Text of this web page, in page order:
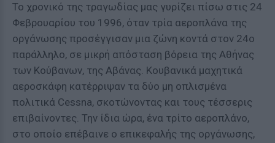
Το χρονικό της τραγωδίας μας γυρίζει πίσω στις 24
Φεβρουαρίου του 1996, όταν τρία αεροπλάνα της
οργάνωσης προσέγγισαν μια ζώνη κοντά στον 24ο
παράλληλο, σε μικρή απόσταση βόρεια της Αθήνας
των Κούβανων, της Αβάνας. Κουβανικά μαχητικά
αεροσκάφη κατέρριψαν τα δύο μη οπλισμένα
πολιτικά Cessna, σκοτώνοντας και τους τέσσερις
επιβαίνοντες. Την ίδια ώρα, ένα τρίτο αεροπλάνο,
στο οποίο επέβαινε ο επικεφαλής της οργάνωσης,